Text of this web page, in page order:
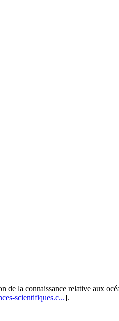
la connaissance relative aux
scientifiques.c...].